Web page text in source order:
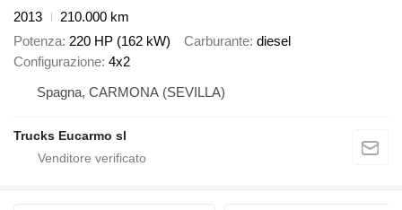
2013
210.000 km
Potenza 220 HP (162 kW) Carburante diesel
Configurazione 4x2
Spagna, CARMONA (SEVILLA)
Trucks Eucarmo sl